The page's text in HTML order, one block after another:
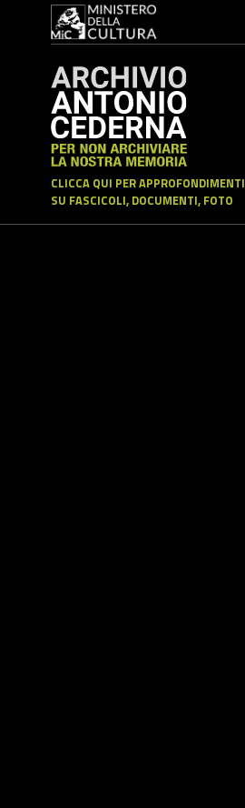
CLICCA QUI PER APPROFONDIMENTI
SU FASCICOLI, DOCUMENTI, FOTO